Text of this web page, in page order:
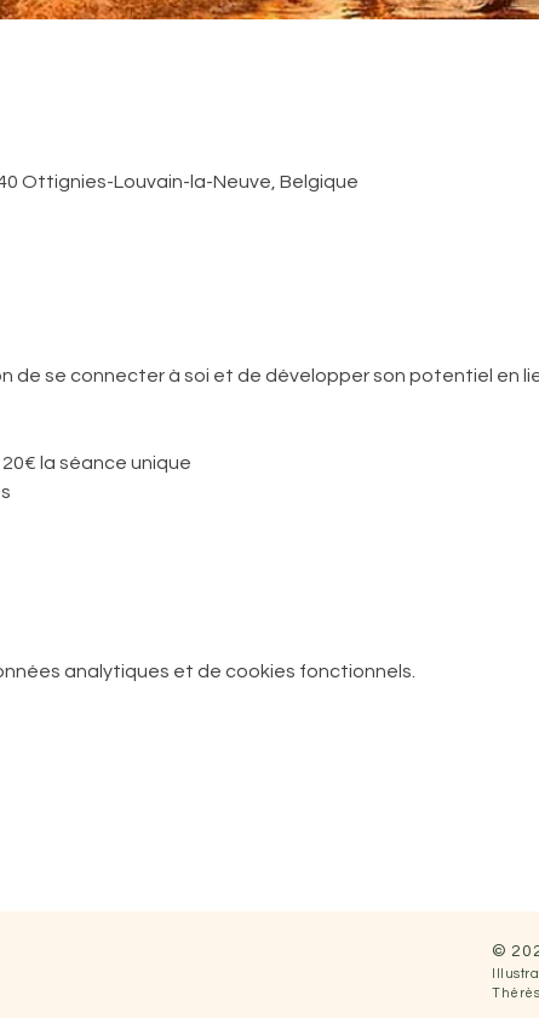
Ottignies-Louvain-la-Neuve, Belgique
de se connecter à soi et de développer son potentiel en
la séance unique
analytiques et de cookies fonctionnels.
©